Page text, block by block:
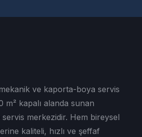
ve kaporta-boya servis
m² kapalı alanda sunan
merkezidir. Hem bireysel
kaliteli, hızlı ve şeffaf